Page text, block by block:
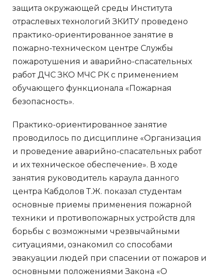
защита окружающей среды Института
отраслевых технологий ЗКИТУ проведено
практико-ориентированное занятие в
пожарно-техническом центре Службы
пожаротушения и аварийно-спасательных
работ ДЧС ЗКО МЧС РК с применением
обучающего функционала «Пожарная
безопасность».
Практико-ориентированное занятие
проводилось по дисциплине «Организация
и проведение аварийно-спасательных работ
и их техническое обеспечение». В ходе
занятия руководитель караула данного
центра Кабдолов Т.Ж. показал студентам
основные приемы применения пожарной
техники и противопожарных устройств для
борьбы с возможными чрезвычайными
ситуациями, ознакомил со способами
эвакуации людей при спасении от пожаров и
основными положениями Закона «О